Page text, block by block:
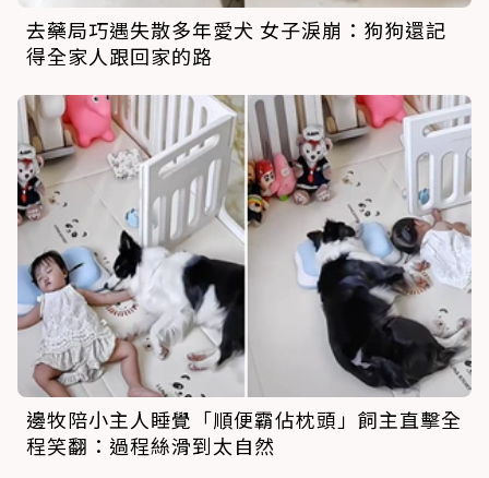
去藥局巧遇失散多年愛犬 女子淚崩：狗狗還記
得全家人跟回家的路
邊牧陪小主人睡覺「順便霸佔枕頭」飼主直擊全
程笑翻：過程絲滑到太自然